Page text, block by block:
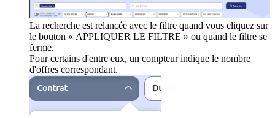
La recherche est relancée avec le filtre quand vous cliquez sur
le bouton « APPLIQUER LE FILTRE » ou quand le filtre se
ferme.
Pour certains d'entre eux, un compteur indique le nombre
d'offres correspondant.